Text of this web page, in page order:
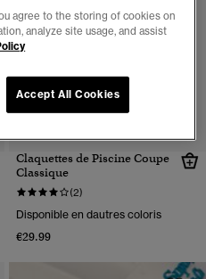
Claquettes de Piscine Coupe
Classique
(2)
Disponible en dautres coloris
€29.99
agree to the storing of cookies on
analyze site usage, and assist
Accept All Cookies